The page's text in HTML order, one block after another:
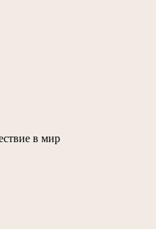
в мир